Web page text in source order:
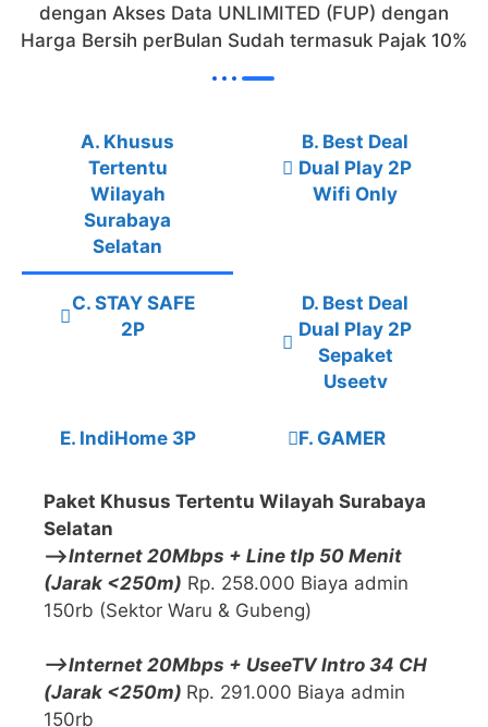
dengan Akses Data UNLIMITED (FUP) dengan
Harga Bersih perBulan Sudah termasuk Pajak 10%
A. Khusus
Tertentu
Wilayah
Surabaya
Selatan
B. Best Deal
Dual Play 2P
Wifi Only
C. STAY SAFE
2P
D. Best Deal
Dual Play 2P
Sepaket
Useetv
E. IndiHome 3P F. GAMER
Paket Khusus Tertentu Wilayah Surabaya
Selatan
—>Internet 20Mbps + Line tlp 50 Menit
(Jarak <250m) Rp. 258.000 Biaya admin
150rb (Sektor Waru & Gubeng)
—>Internet 20Mbps + UseeTV Intro 34 CH
(Jarak <250m) Rp. 291.000 Biaya admin
150rb